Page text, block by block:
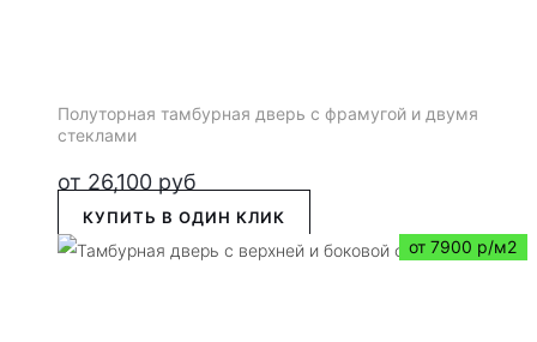
Полуторная тамбурная дверь с фрамугой и двумя
стеклами
от 26,100 руб
КУПИТЬ В ОДИН КЛИК
от 7900 р/м2